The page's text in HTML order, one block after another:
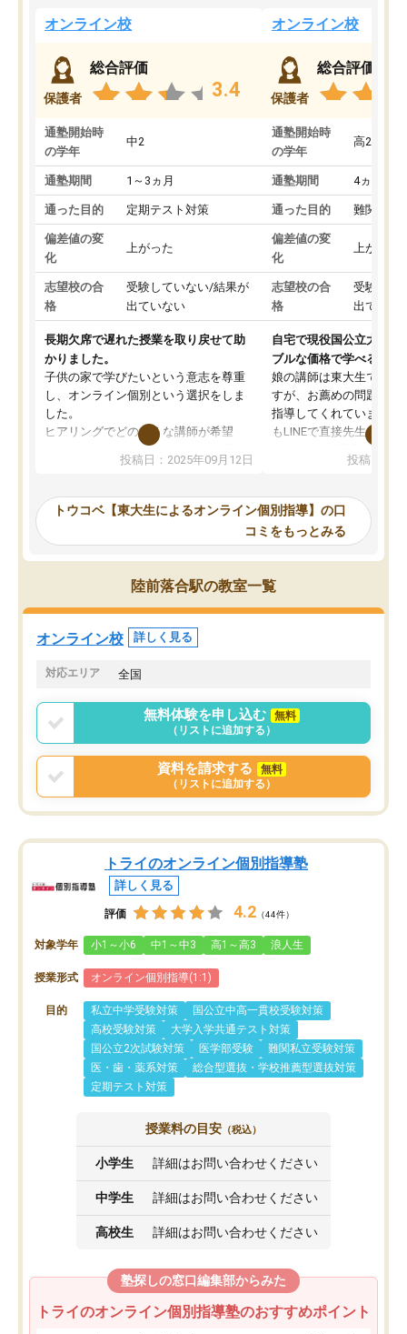
オンライン校
保護者
総合評価
3.4
通塾開始時
の学年
中2
通塾期間 1～3ヵ月
通った目的 定期テスト対策
偏差値の変
化
上がった
志望校の合
格
受験していない/結果が
出ていない
長期欠席で遅れた授業を取り戻せて助
かりました。
子供の家で学びたいという意志を尊重
し、オンライン個別という選択をしま
した。
ヒアリングでどのような講師が希望
か、オプションは付帯するかなど選ぶ
事が出来ました。
ーティングを行い、その講師で良いか
見てから講師を決定する事ができま
す。
うちの子は、初回面談の講師の方で決
オンラインツールを使用した単語帳の
共有があり宿題もそちらで出される形
でした。
言う事で講師変更の申し出があり、あ
まりに短期での変更だった為、塾に通
う事にして退会しました。遅れも取り
戻せ、授業内容や講師の方は良かった
と思います。
投稿日：2025年09月12日
オンライン校
保護者
総合評価
通塾開始時
の学年
高2
通塾期間 4ヵ月～1
通った目的 難関私立
偏差値の変
化
上がった
志望校の合
格
受験して
出ていな
自宅で現役国公立大学生
ブルな価格で学べる
娘の講師は東大生では無
すが、お薦めの問題集や
指導してくれています。
もLINEで直接先生に質問
めれるので、個人に合
いなのがあり(有料)、受
ことをどんなスケジュー
くか相談したのですが、
ち期待したものではなく
内容でした。それでも明
やる気も出ましたし、苦
くなってきたようなので
投稿日：
トウコベ【東大生によるオンライン個別指導】の口
コミをもっとみる
陸前落合駅の教室一覧
オンライン校 詳しく見る
対応エリア 全国
無料体験を申し込む
無料
（リストに追加する）
資料を請求する
無料
（リストに追加する）
トライのオンライン個別指導塾
詳しく見る
評価 4.2 （44件）
対象学年 小1～小6 中1～中3 高1～高3 浪人生
授業形式 オンライン個別指導(1:1)
目的 私立中学受験対策
国公立中高一貫校受験対策
高校受験対策
大学入学共通テスト対策
国公立2次試験対策
医学部受験
難関私立受験対策
医・歯・薬系対策
総合型選抜・学校推薦型選抜対策
定期テスト対策
授業料の目安 （税込）
小学生 詳細はお問い合わせください
中学生 詳細はお問い合わせください
高校生 詳細はお問い合わせください
塾探しの窓口編集部からみた
トライのオンライン個別指導塾のおすすめポイント